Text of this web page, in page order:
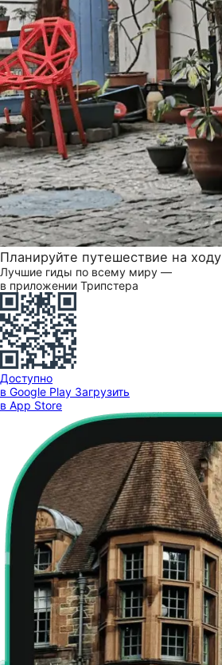
Планируйте путешествие на ходу
Лучшие гиды по всему миру —
в приложении Трипстера
Доступно
в Google Play Загрузить
в App Store